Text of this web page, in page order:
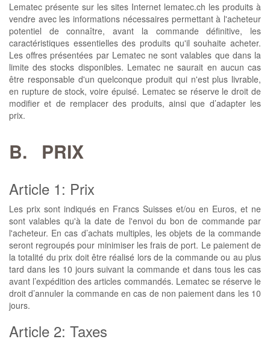
Lematec présente sur les sites Internet lematec.ch les produits à
vendre avec les informations nécessaires permettant à l'acheteur
potentiel de connaître, avant la commande définitive, les
caractéristiques essentielles des produits qu'il souhaite acheter.
Les offres présentées par Lematec ne sont valables que dans la
limite des stocks disponibles. Lematec ne saurait en aucun cas
être responsable d'un quelconque produit qui n'est plus livrable,
en rupture de stock, voire épuisé. Lematec se réserve le droit de
modifier et de remplacer des produits, ainsi que d’adapter les
prix.
B. PRIX
Article 1: Prix
Les prix sont indiqués en Francs Suisses et/ou en Euros, et ne
sont valables qu'à la date de l'envoi du bon de commande par
l'acheteur. En cas d’achats multiples, les objets de la commande
seront regroupés pour minimiser les frais de port. Le paiement de
la totalité du prix doit être réalisé lors de la commande ou au plus
tard dans les 10 jours suivant la commande et dans tous les cas
avant l’expédition des articles commandés. Lematec se réserve le
droit d’annuler la commande en cas de non paiement dans les 10
jours.
Article 2: Taxes